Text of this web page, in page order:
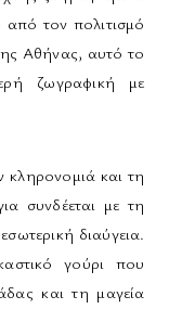
από τον πολιτισμό
Αθήνας, αυτό το
ζωγραφική με
κληρονομιά και τη
συνδέεται με τη
διαύγεια.
γούρι που
και τη μαγεία